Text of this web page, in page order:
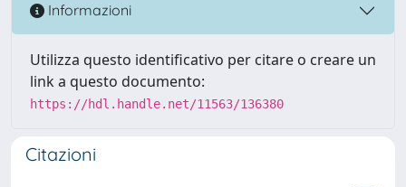
Informazioni
Utilizza questo identificativo per citare o creare un
link a questo documento:
https://hdl.handle.net/11563/136380
Citazioni